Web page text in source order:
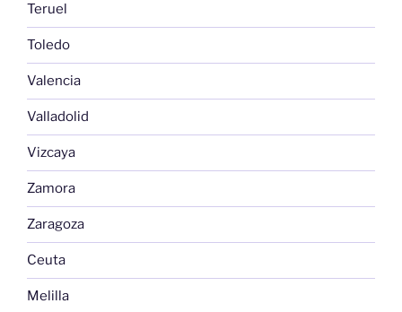
Teruel
Toledo
Valencia
Valladolid
Vizcaya
Zamora
Zaragoza
Ceuta
Melilla